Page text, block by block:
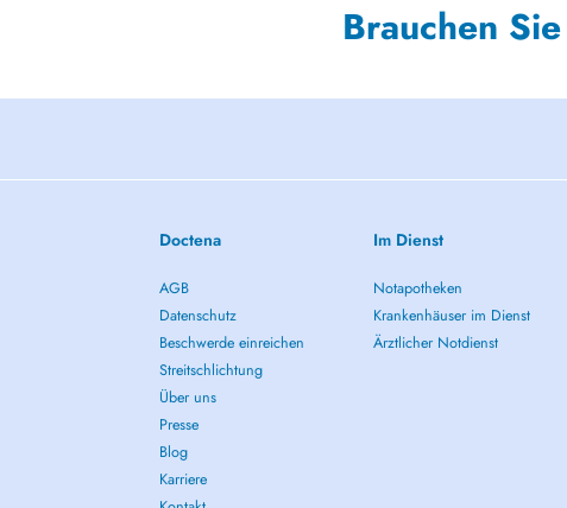
Brauchen
Doctena
AGB
Datenschutz
Beschwerde einreichen
Streitschlichtung
Über uns
Presse
Blog
Karriere
Im Dienst
Notapotheken
Krankenhäuser im Dienst
Ärztlicher Notdienst